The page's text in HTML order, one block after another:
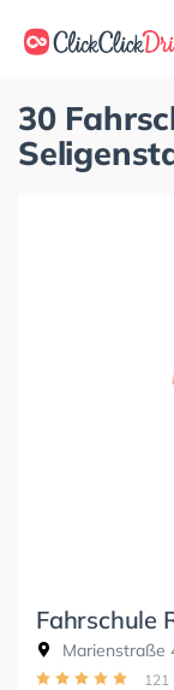
30
Fahrschule
Marienstraße
121